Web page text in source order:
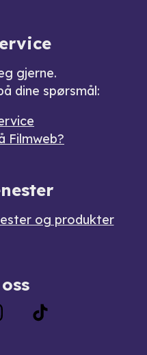
gjerne.
dine spørsmål:
Filmweb?
og produkter